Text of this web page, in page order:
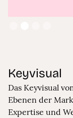
Keyvisual
Das Keyvisual
Ebenen der
Expertise und